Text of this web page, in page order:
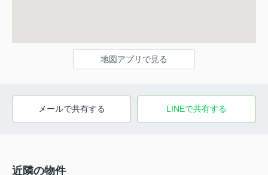
地図アプリで見る
メールで共有する LINEで共有する
近隣の物件